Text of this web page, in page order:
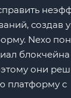
создав
Nexo
блокчейна
они
платформу с